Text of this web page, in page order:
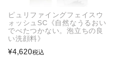
ピュリファイングフェイスウ
ォッシュSC《自然なうるおい
でべたつかない。泡立ちの良
い洗顔料》
¥4,620税込